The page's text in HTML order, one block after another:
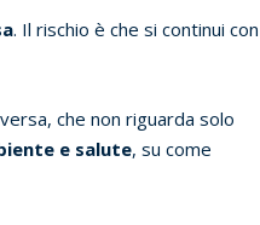
. Il rischio è che si continui con
che non riguarda solo
e salute, su come